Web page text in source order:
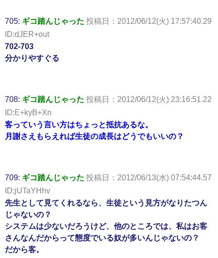
705: ギコ踏んじゃった 投稿日：2012/06/12(火) 17:57:40.29
ID:dJER+out
702-703
分かりやすぐる
708: ギコ踏んじゃった 投稿日：2012/06/12(火) 23:16:51.22
ID:E+kyB+Xn
客っていう言い方はちょっと抵抗あるな。
月謝さえもらえれば生徒の成長はどうでもいいの？
709: ギコ踏んじゃった 投稿日：2012/06/13(水) 07:54:44.57
ID:jUTaYHhv
先生として見てくれるなら、生徒という見方がなりたつん
じゃないの？
システムは少ないだろうけど、他のところでは、私はお客
さんなんだからって態度でいる奴が多いんじゃないの？
だから客。